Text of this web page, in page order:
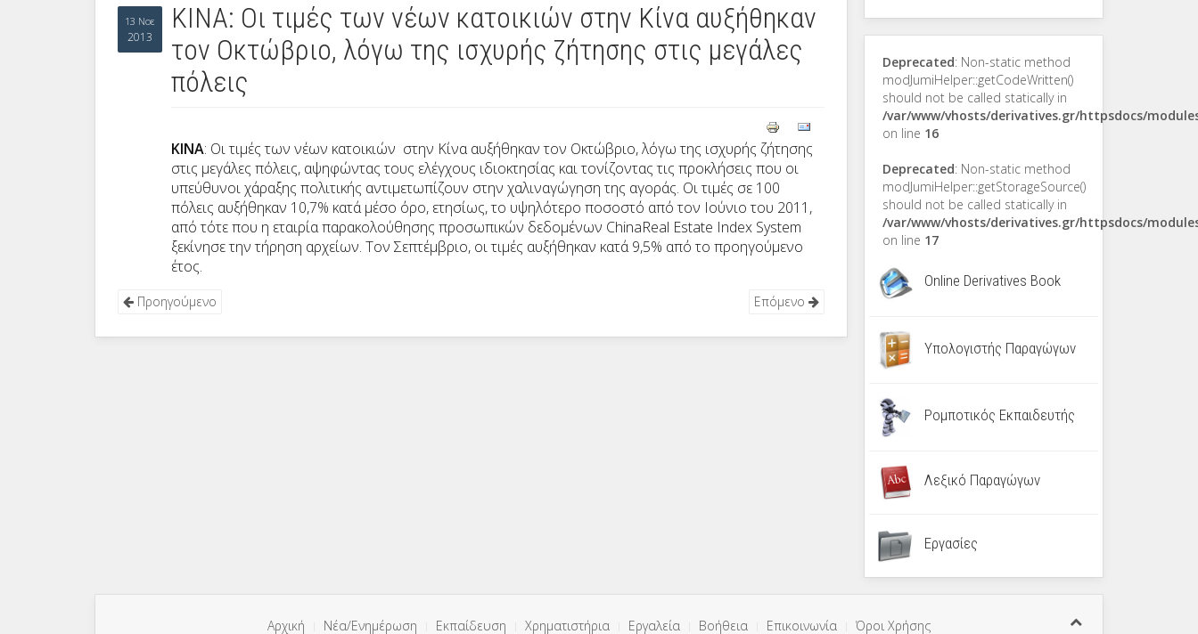
13 Νοε
2013
ΚΙΝΑ: Οι τιμές των νέων κατοικιών στην Κίνα αυξήθηκαν
τον Οκτώβριο, λόγω της ισχυρής ζήτησης στις μεγάλες
πόλεις
ΚΙΝΑ: Οι τιμές των νέων κατοικιών στην Κίνα αυξήθηκαν τον Οκτώβριο, λόγω της ισχυρής ζήτησης
στις μεγάλες πόλεις, αψηφώντας τους ελέγχους ιδιοκτησίας και τονίζοντας τις προκλήσεις που οι
υπεύθυνοι χάραξης πολιτικής αντιμετωπίζουν στην χαλιναγώγηση της αγοράς. Οι τιμές σε 100
πόλεις αυξήθηκαν 10,7% κατά μέσο όρο, ετησίως, το υψηλότερο ποσοστό από τον Ιούνιο του 2011,
από τότε που η εταιρία παρακολούθησης προσωπικών δεδομένων ChinaReal Estate Index System
ξεκίνησε την τήρηση αρχείων. Τον Σεπτέμβριο, οι τιμές αυξήθηκαν κατά 9,5% από το προηγούμενο
έτος.
Προηγούμενο Επόμενο
Deprecated: Non-static method
modJumiHelper::getCodeWritten()
should not be called statically in
/var/www/vhosts/derivatives.gr/httpsdocs/
on line 16
Deprecated: Non-static method
modJumiHelper::getStorageSource()
should not be called statically in
/var/www/vhosts/derivatives.gr/httpsdocs/
on line 17
Online Derivatives Book
Υπολογιστής Παραγώγων
Ρομποτικός Εκπαιδευτής
Λεξικό Παραγώγων
Εργασίες
Αρχική Νέα/Ενημέρωση Εκπαίδευση Χρηματιστήρια Εργαλεία Βοήθεια Επικοινωνία Όροι Χρήσης